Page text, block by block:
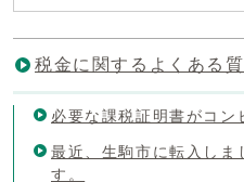
税金に関するよくある
必要な課税証明書がコン
最近、生駒市に転入しま
す。